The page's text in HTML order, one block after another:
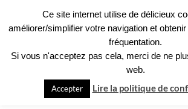
contenu
Collectif pour l'Hôpital de Moûtiers
Recherche
Ce site internet utilise de délicieux
améliorer/simplifier votre navigation et
fréquentation.
Si vous n'acceptez pas cela, merci de ne
web.
Accepter Lire la politique de